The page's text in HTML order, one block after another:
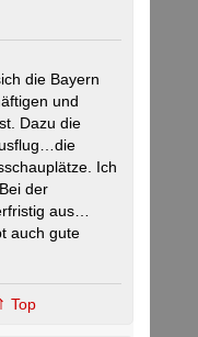
die Bayern
und
Dazu die
Ich
der
aus…
auch gute
Top